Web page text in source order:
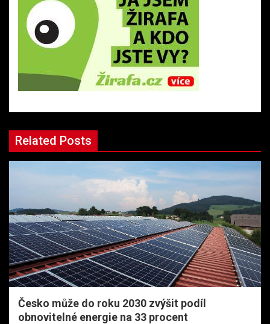
Related Posts
Česko může do roku 2030 zvýšit podíl
obnovitelné energie na 33 procent